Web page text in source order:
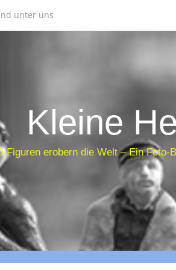
unter uns
Kleine
Figuren erobern die Welt – Ein Foto-